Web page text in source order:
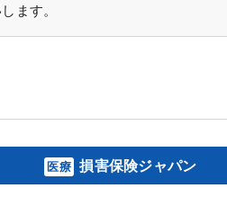
ます。
損害保険ジャパン